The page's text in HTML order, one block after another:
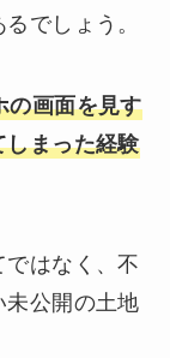
でしょう。
の画面を見す
しまった経験
ではなく、不
未公開の土地